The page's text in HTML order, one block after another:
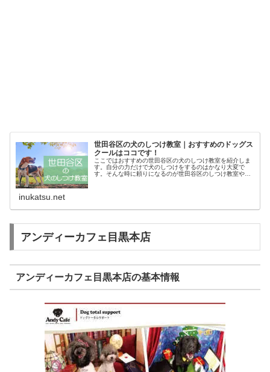
世田谷区の犬のしつけ教室｜おすすめのドッグス
クールはココです！
ここではおすすめの世田谷区の犬のしつけ教室を紹介しま
す。自分の力だけで犬のしつけをするのはかなり大変で
す。そんな時に頼りになるのが世田谷区のしつけ教室やド
inukatsu.net
アンディーカフェ目黒本店
アンディーカフェ目黒本店の基本情報